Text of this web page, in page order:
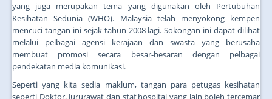
yang juga merupakan tema yang digunakan oleh Pertubuhan
Kesihatan Sedunia (WHO). Malaysia telah menyokong kempen
mencuci tangan ini sejak tahun 2008 lagi. Sokongan ini dapat dilihat
melalui pelbagai agensi kerajaan dan swasta yang berusaha
membuat promosi secara besar-besaran dengan pelbagai
pendekatan media komunikasi.
Seperti yang kita sedia maklum, tangan para petugas kesihatan
seperti Doktor, Jururawat dan staf hospital yang lain boleh tercemar